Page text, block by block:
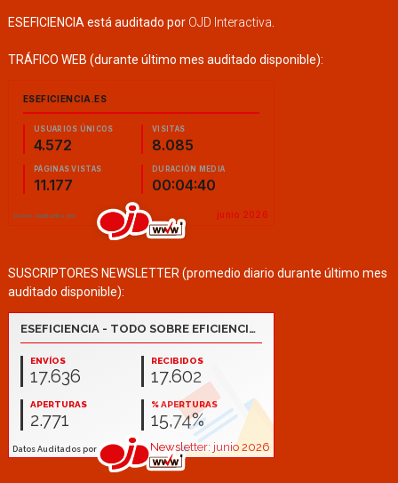
ESEFICIENCIA está auditado por OJD Interactiva
TRÁFICO WEB (durante último mes auditado disponible):
SUSCRIPTORES NEWSLETTER (promedio diario durante último mes
auditado disponible):